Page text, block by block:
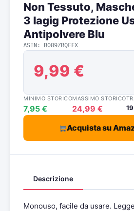
Non Tessuto,
3 lagig Protezione
Antipolvere Blu
ASIN: B089ZRQFFX
9,99 €
MINIMO STORICO
7,95 €
MASSIMO STORICO
24,99 €
Acquista su
Descrizione
Monouso, facile da usare.